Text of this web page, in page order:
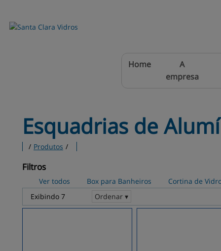
Home
A
empresa
Esquadrias de
/ Produtos /
Filtros
Ver todos Box para Banheiros
Cortina de
Exibindo 7
Ordenar ▾